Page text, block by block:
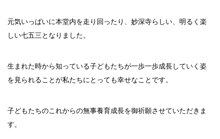
元気いっぱいに本堂内を走り回ったり、妙深寺らしい、明るく楽
しい七五三となりました。
生まれた時から知っている子どもたちが一歩一歩成長していく姿
を見られることが私たちにとっても幸せなことです。
子どもたちのこれからの無事養育成長を御祈願させていただきま
す。